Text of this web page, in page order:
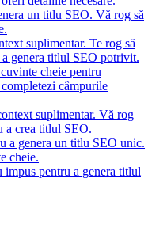
un titlu SEO. Vă rog să
suplimentar. Te rog să
genera titlul SEO potrivit.
cheie pentru
câmpurile
suplimentar. Vă rog
a crea titlul SEO.
a genera un titlu SEO unic.
cheie.
pentru a genera titlul